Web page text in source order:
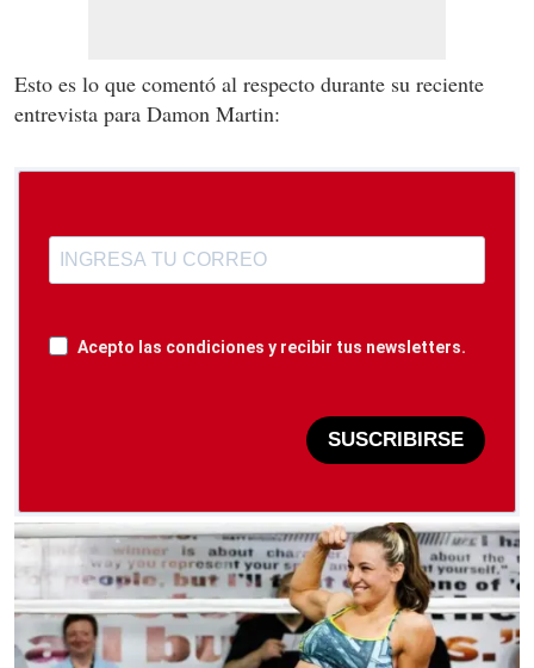
Esto es lo que comentó al respecto durante su reciente
entrevista para Damon Martin:
Acepto las condiciones y recibir tus newsletters.
SUSCRIBIRSE